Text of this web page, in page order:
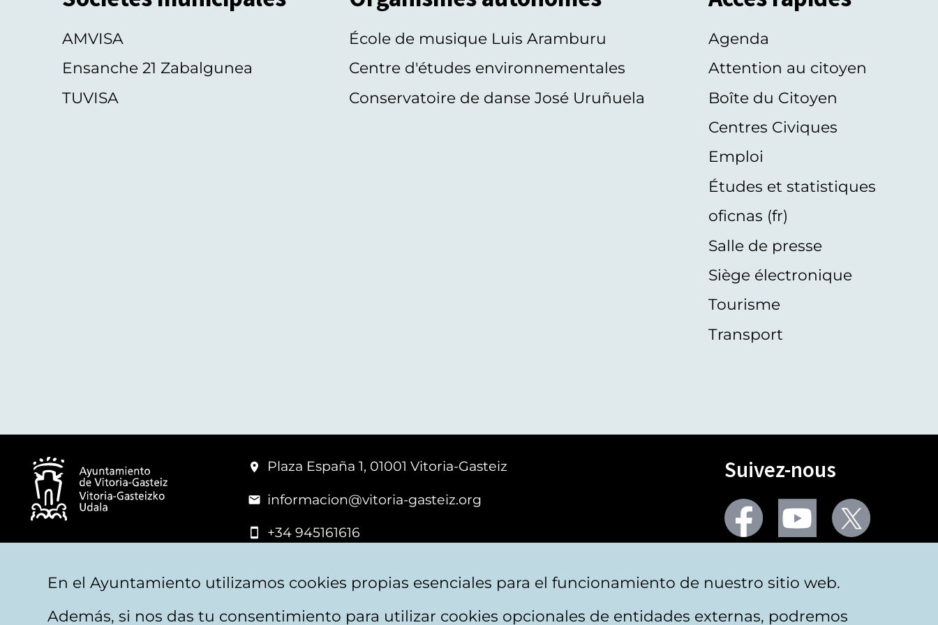
AMVISA
Ensanche 21 Zabalgunea
TUVISA
École de musique Luis Aramburu
Centre d'études environnementales
Conservatoire de danse José Uruñuela
Agenda
Attention au citoyen
Boîte du Citoyen
Centres Civiques
Emploi
Études et statistiques
oficnas (fr)
Salle de presse
Siège électronique
Tourisme
Transport
Plaza España 1, 01001 Vitoria-Gasteiz
informacion@vitoria-gasteiz.org
+34 945161616
Suivez-nous
Facebook Youtube
En el Ayuntamiento utilizamos cookies propias esenciales para el funcionamiento de nuestro sitio web.
Además, si nos das tu consentimiento para utilizar cookies opcionales de entidades externas, podremos